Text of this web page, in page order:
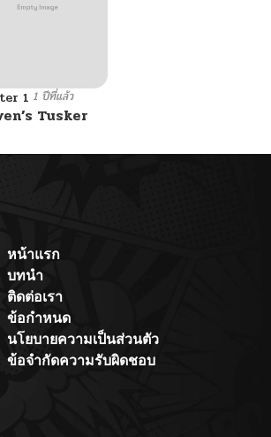
1 1 ปีที่แล้ว
Tusker
หน้าแรก
บทนำ
ติดต่อเรา
ข้อกำหนด
นโยบายความเป็นส่วนตัว
ข้อจำกัดความรับผิดชอบ